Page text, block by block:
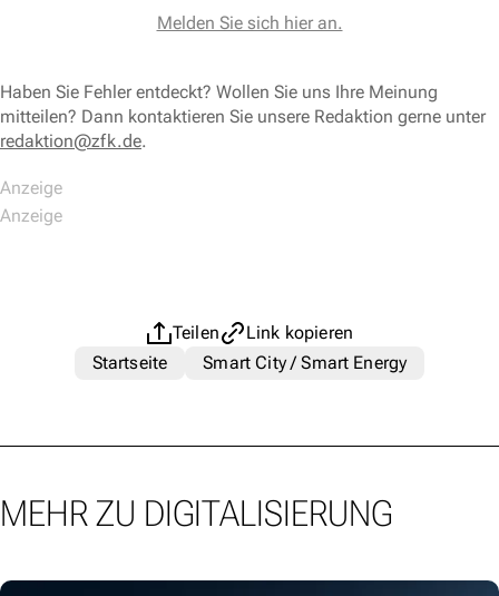
Melden Sie sich hier an.
Haben Sie Fehler entdeckt? Wollen Sie uns Ihre Meinung
mitteilen? Dann kontaktieren Sie unsere Redaktion gerne unter
redaktion@zfk.de.
Teilen
Link kopieren
Startseite
Smart City / Smart Energy
MEHR ZU DIGITALISIERUNG